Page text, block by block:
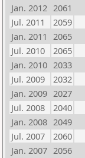
Jan. 2012 2061
Jul. 2011
2059
Jan. 2011 2065
Jul. 2010
2065
Jan. 2010 2033
Jul. 2009
2032
Jan. 2009 2027
Jul. 2008
2040
Jan. 2008 2049
Jul. 2007
2060
Jan. 2007 2056